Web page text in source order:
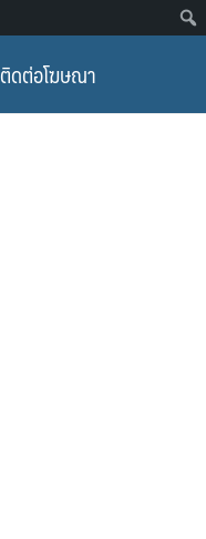
ติดต่อโฆษณา